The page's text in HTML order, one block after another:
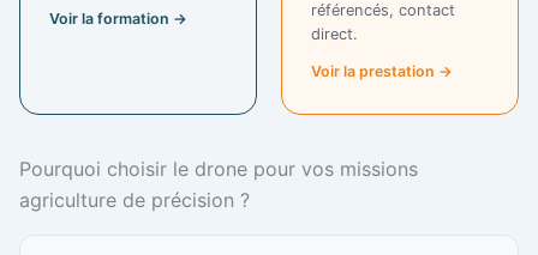
Voir la formation →
référencés, contact
direct.
Voir la prestation →
Pourquoi choisir le drone pour vos missions
agriculture de précision ?